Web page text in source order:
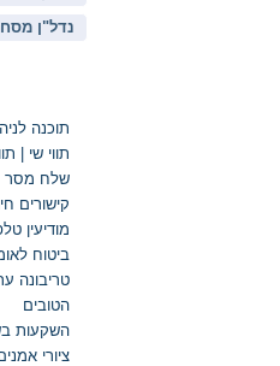
נדל"ן
תוכנה
תווי שי |
שלח מסר
קישורים
מודיעין
ביטוח
טריבונה
הטובים
השקעות
ציורי